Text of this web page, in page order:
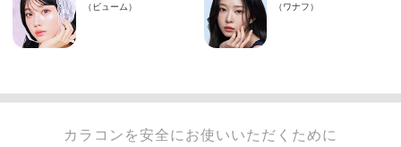
カラコンを安全にお使いいただくために